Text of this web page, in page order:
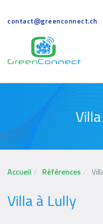
contenu
contact@greenconnect.ch
Accueil Références
Villa à Lully